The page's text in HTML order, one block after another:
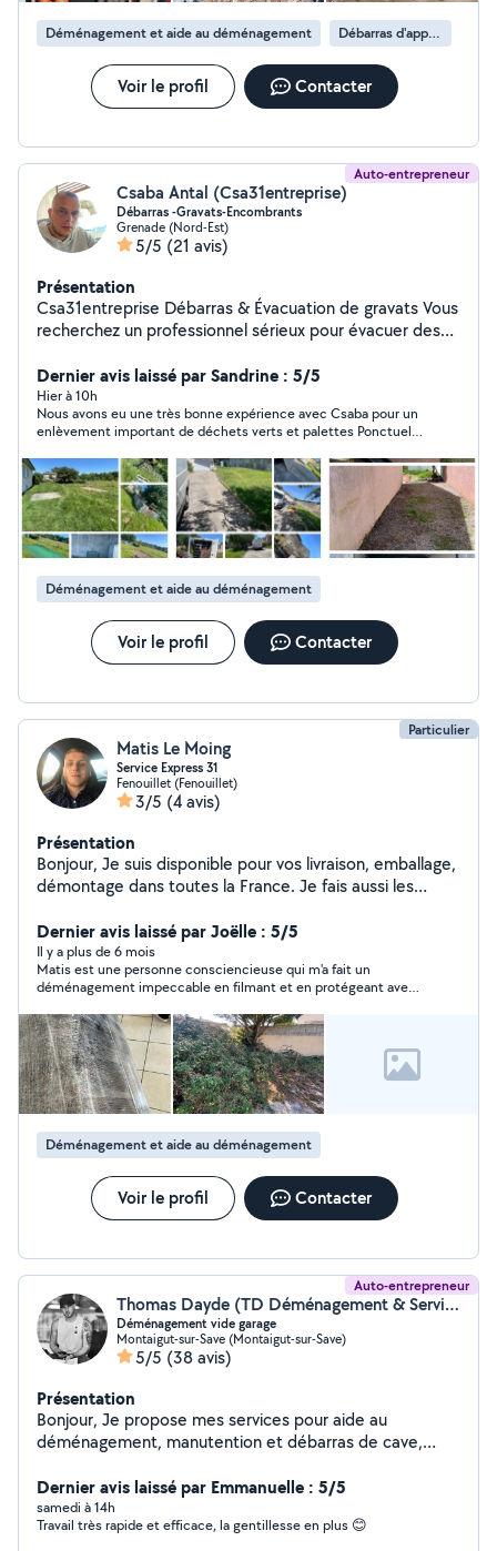
Déménagement et aide au déménagement Débarras d'appartement
Voir le profil Contacter
Auto-entrepreneur
Csaba Antal (Csa31entreprise)
Débarras -Gravats-Encombrants
Grenade (Nord-Est)
5/5 (21 avis)
Présentation
Csa31entreprise Débarras & Évacuation de gravats Vous
recherchez un professionnel sérieux pour évacuer des
déchets verts ? Spécialisé dans le débarras, l'évacuation
de gravats et l'enlèvement de déchets non dangereux.
Prestations proposées : * Évacuation de gravats de
chantier * Débarras de maisons, appartements, caves
et garages * Enlèvement d'encombrants * Évacuation de
déchets verts * Débarras après travaux ou rénovation *
Nettoyage léger après intervention si nécessaire
Entreprise déclarée Assurance RC Pro. Intervention à
Grenade, Toulouse et dans toute la Haute-Garonne.
Envoyez-moi quelques photos afin que je puisse établir
un devis précis.
Dernier avis laissé par Sandrine : 5/5
Hier à 10h
Nous avons eu une très bonne expérience avec Csaba pour un
enlèvement important de déchets verts et palettes Ponctuel,
confiance pour une prochaine prestation
Déménagement et aide au déménagement
Voir le profil Contacter
Particulier
Matis Le Moing
Service Express 31
Fenouillet (Fenouillet)
3/5 (4 avis)
Présentation
Bonjour, Je suis disponible pour vos livraison, emballage,
démontage dans toutes la France. Je fais aussi les
Dernier avis laissé par Joëlle : 5/5
Il y a plus de 6 mois
Matis est une personne consciencieuse qui m'a fait un
déménagement impeccable en filmant et en protégeant avec
hyper poli et super gentil. Je le recommande vivement.
Déménagement et aide au déménagement
Voir le profil Contacter
Auto-entrepreneur
Thomas Dayde (TD Déménagement & Services)
Déménagement vide garage
Montaigut-sur-Save (Montaigut-sur-Save)
5/5 (38 avis)
Présentation
Bonjour, Je propose mes services pour aide au
déménagement, manutention et débarras de cave,
déplacer des meubles ou vider des espaces
encombrés. Je peux aussi effectuer le montage de vos
meubles (lit, table, dressing). Sérieux, ponctuel et
Dernier avis laissé par Emmanuelle : 5/5
samedi à 14h
Travail très rapide et efficace, la gentillesse en plus 😊